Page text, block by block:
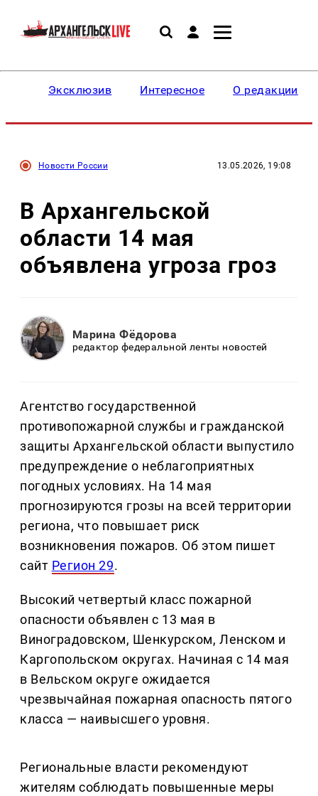
Эксклюзив Интересное О редакции
Новости России 13.05.2026, 19:08
В Архангельской
области 14 мая
объявлена угроза гроз
Марина Фёдорова
редактор федеральной ленты новостей
Агентство государственной
противопожарной службы и гражданской
защиты Архангельской области выпустило
предупреждение о неблагоприятных
погодных условиях. На 14 мая
прогнозируются грозы на всей территории
региона, что повышает риск
возникновения пожаров. Об этом пишет
сайт Регион 29.
Высокий четвертый класс пожарной
опасности объявлен с 13 мая в
Виноградовском, Шенкурском, Ленском и
Каргопольском округах. Начиная с 14 мая
в Вельском округе ожидается
чрезвычайная пожарная опасность пятого
класса — наивысшего уровня.
Региональные власти рекомендуют
жителям соблюдать повышенные меры